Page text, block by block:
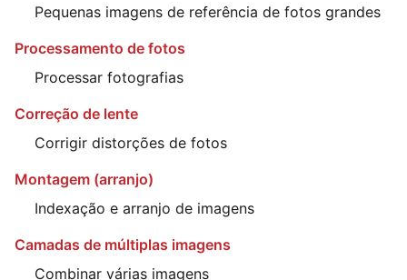
Pequenas imagens de referência de fotos grandes
Processamento de fotos
Processar fotografias
Correção de lente
Corrigir distorções de fotos
Montagem (arranjo)
Indexação e arranjo de imagens
Camadas de múltiplas imagens
Combinar várias imagens